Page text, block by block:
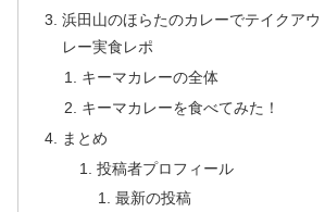
浜田山のほらたのカレーでテイクアウ
レー実食レポ
キーマカレーの全体
キーマカレーを食べてみた！
まとめ
投稿者プロフィール
最新の投稿